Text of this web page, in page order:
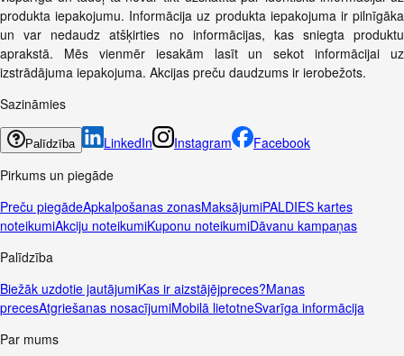
produkta iepakojumu. Informācija uz produkta iepakojuma ir pilnīgāka
un var nedaudz atšķirties no informācijas, kas sniegta produktu
aprakstā. Mēs vienmēr iesakām lasīt un sekot informācijai uz
izstrādājuma iepakojuma. Akcijas preču daudzums ir ierobežots.
Sazināmies
Palīdzība LinkedIn Instagram
Facebook
Pirkums un piegāde
Preču piegādeApkalpošanas zonasMaksājumiPALDIES kartes
noteikumiAkciju noteikumiKuponu noteikumiDāvanu kampaņas
Palīdzība
Biežāk uzdotie jautājumiKas ir aizstājējpreces?Manas
precesAtgriešanas nosacījumiMobilā lietotneSvarīga informācija
Par mums